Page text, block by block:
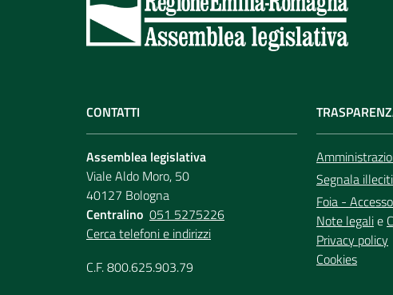
CONTATTI
Assemblea legislativa
Viale Aldo Moro, 50
40127 Bologna
Centralino 051 5275226
Cerca telefoni e indirizzi
C.F. 800.625.903.79
Segnala illeciti
Foia -
Note legalie
Privacy policy
Cookies